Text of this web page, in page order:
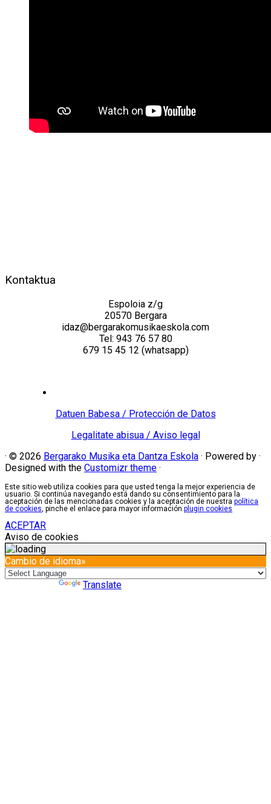
Kontaktua
Espoloia z/g
20570 Bergara
idaz@bergarakomusikaeskola.com
Tel: 943 76 57 80
679 15 45 12 (whatsapp)
Datuen Babesa / Protección de Datos
Legalitate abisua / Aviso legal
· © 2026 Bergarako Musika eta Dantza Eskola · Powered by ·
Designed with the Customizr theme ·
Este sitio web utiliza cookies para que usted tenga la mejor experiencia de
usuario. Si continúa navegando está dando su consentimiento para la
aceptación de las mencionadas cookies y la aceptación de nuestra política
de cookies, pinche el enlace para mayor información.plugin cookies
ACEPTAR
Aviso de cookies
Cambio de idioma»
Translate